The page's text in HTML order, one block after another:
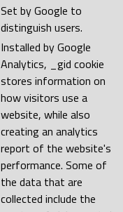
Set by Google to
distinguish users.
Installed by Google
Analytics, _gid cookie
stores information on
how visitors use a
website, while also
creating an analytics
report of the website's
performance. Some of
the data that are
collected include the